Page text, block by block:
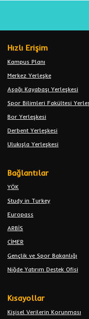
Hızlı Erişim
Kampus Planı
Merkez Yerleşke
Aşağı Kayabaşı Yerleşkesi
Spor Bilimleri Fakültesi
Bor Yerleşkesi
Derbent Yerleşkesi
Ulukışla Yerleşkesi
Bağlantılar
YÖK
Study in Turkey
Europass
ARBİS
CİMER
Gençlik ve Spor Bakanlığı
Niğde Yatırım Destek Ofisi
Kısayollar
Kişisel Verilerin Korunması